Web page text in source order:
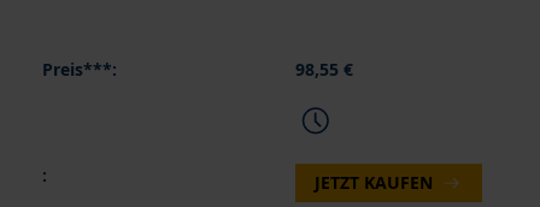
98,55 €
JETZT KAUFEN